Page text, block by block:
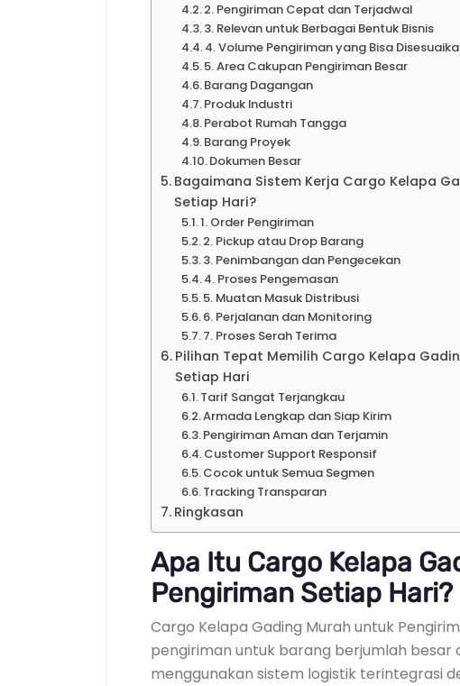
2. Pengiriman Cepat dan Terjadwal
3. Relevan untuk Berbagai Bentuk Bisnis
4. Volume Pengiriman yang Bisa
5. Area Cakupan Pengiriman Besar
Barang Dagangan
Produk Industri
Perabot Rumah Tangga
Barang Proyek
Dokumen Besar
Bagaimana Sistem Kerja Cargo Kelapa
Setiap Hari?
1. Order Pengiriman
2. Pickup atau Drop Barang
3. Penimbangan dan Pengecekan
4. Proses Pengemasan
5. Muatan Masuk Distribusi
6. Perjalanan dan Monitoring
7. Proses Serah Terima
Pilihan Tepat Memilih Cargo Kelapa
Setiap Hari
Tarif Sangat Terjangkau
Armada Lengkap dan Siap Kirim
Pengiriman Aman dan Terjamin
Customer Support Responsif
Cocok untuk Semua Segmen
Tracking Transparan
Ringkasan
Apa Itu Cargo Kelapa
Pengiriman Setiap Hari?
Cargo Kelapa Gading Murah untuk
pengiriman untuk barang berjumlah besar
menggunakan sistem logistik terintegrasi